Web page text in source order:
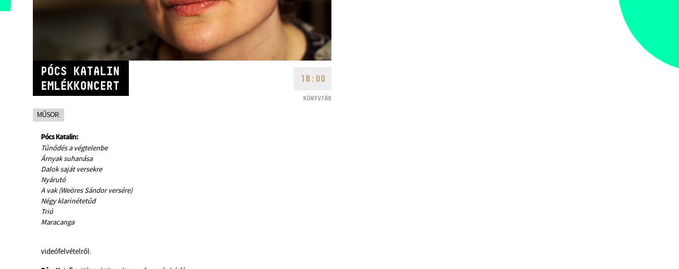
PÓCS KATALIN
EMLÉKKONCERT
18:00
KÖNYVTÁR
MŰSOR:
Pócs Katalin:
Tűnődés a végtelenbe
Árnyak suhanása
Dalok saját versekre
Nyárutó
A vak (Weöres Sándor versére)
Négy klarinétetűd
Trió
Maracanga
videófelvételről: